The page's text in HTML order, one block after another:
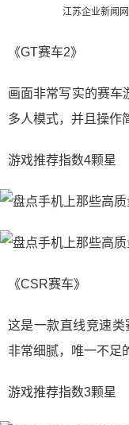
江苏企业新闻网
《GT赛车2》
画面非常写实的赛车
多人模式，并且操作
游戏推荐指数4颗星
《CSR赛车》
这是一款直线竞速
非常细腻，唯一不足
游戏推荐指数3颗星